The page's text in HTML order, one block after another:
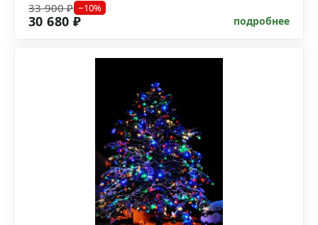
33 900 ₽ −10%
30 680 ₽ подробнее